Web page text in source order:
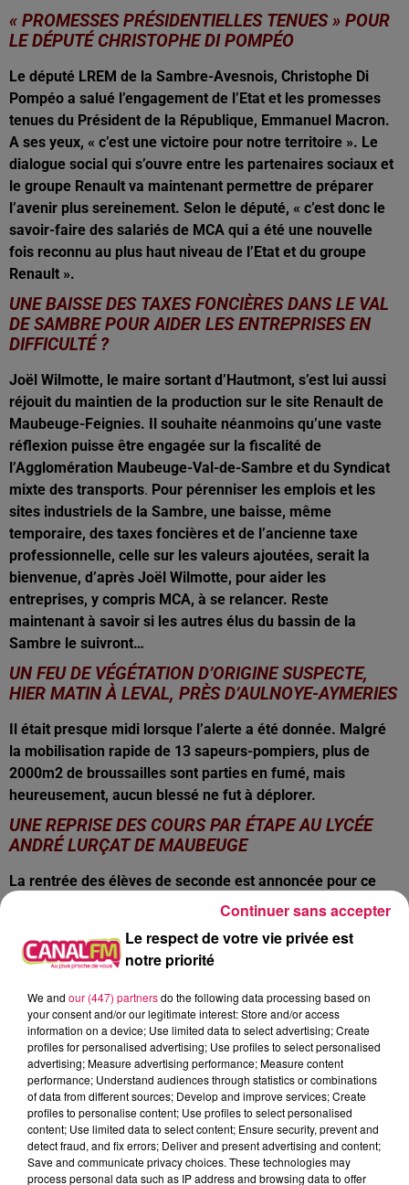
« PROMESSES PRÉSIDENTIELLES TENUES » POUR
LE DÉPUTÉ CHRISTOPHE DI POMPÉO
Le député LREM de la Sambre-Avesnois, Christophe Di
Pompéo a salué l’engagement de l’Etat et les promesses
tenues du Président de la République, Emmanuel Macron.
A ses yeux, « c’est une victoire pour notre territoire ». Le
dialogue social qui s’ouvre entre les partenaires sociaux et
le groupe Renault va maintenant permettre de préparer
l’avenir plus sereinement. Selon le député, « c’est donc le
savoir-faire des salariés de MCA qui a été une nouvelle
fois reconnu au plus haut niveau de l’Etat et du groupe
Renault ».
UNE BAISSE DES TAXES FONCIÈRES DANS LE VAL
DE SAMBRE POUR AIDER LES ENTREPRISES EN
DIFFICULTÉ ?
Joël Wilmotte, le maire sortant d’Hautmont, s’est lui aussi
réjouit du maintien de la production sur le site Renault de
Maubeuge-Feignies. Il souhaite néanmoins qu’une vaste
réflexion puisse être engagée sur la fiscalité de
l’Agglomération Maubeuge-Val-de-Sambre et du Syndicat
mixte des transports. Pour pérenniser les emplois et les
sites industriels de la Sambre, une baisse, même
temporaire, des taxes foncières et de l’ancienne taxe
professionnelle, celle sur les valeurs ajoutées, serait la
bienvenue, d’après Joël Wilmotte, pour aider les
entreprises, y compris MCA, à se relancer. Reste
maintenant à savoir si les autres élus du bassin de la
Sambre le suivront…
UN FEU DE VÉGÉTATION D’ORIGINE SUSPECTE,
HIER MATIN À LEVAL, PRÈS D’AULNOYE-AYMERIES
Il était presque midi lorsque l’alerte a été donnée. Malgré
la mobilisation rapide de 13 sapeurs-pompiers, plus de
2000m2 de broussailles sont parties en fumé, mais
heureusement, aucun blessé ne fut à déplorer.
UNE REPRISE DES COURS PAR ÉTAPE AU LYCÉE
ANDRÉ LURÇAT DE MAUBEUGE
La rentrée des élèves de seconde est annoncée pour ce
jeudi, à 13h30. Les terminales retourneront au lycée dès le
LE LANCEMENT DE LA SECONDE PHASE DES
TRAVAUX DE RÉHABILITATION DE LA RUE DE LA
LIBERTÉ À MAUBEUGE
Cet important chantier avait été entamé en août dernier,
avec l’enfouissement de tous les réseaux et la rénovation
des conduites d’assainissement. La voirie et des trottoirs
vont maintenant être refaits. Attention, la circulation sera
mise en alternance et parfois même interdite, durant toute
la durée de ces travaux. Tout devrait être terminé d’ici le
mois de décembre. Le coût total de cette opération s’élève
Le respect de votre vie privée est
notre priorité
We and our (447) partnersdo the following data processing based on
your consent and/or our legitimate interest: Store and/or access
information on a device; Use limited data to select advertising; Create
profiles for personalised advertising; Use profiles to select personalised
advertising; Measure advertising performance; Measure content
performance; Understand audiences through statistics or combinations
of data from different sources; Develop and improve services; Create
profiles to personalise content; Use profiles to select personalised
content; Use limited data to select content; Ensure security, prevent and
detect fraud, and fix errors; Deliver and present advertising and content;
Save and communicate privacy choices. These technologies may
process personal data such as IP address and browsing data to offer
Continuer sans accepter